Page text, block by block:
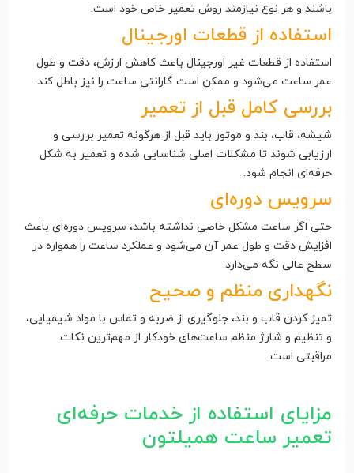
باشند و هر نوع نیازمند روش تعمیر خاص خود است.
استفاده از قطعات اورجینال
استفاده از قطعات غیر اورجینال باعث کاهش ارزش، دقت و طول
عمر ساعت می‌شود و ممکن است گارانتی ساعت را نیز باطل کند.
بررسی کامل قبل از تعمیر
شیشه، قاب، بند و موتور باید قبل از هرگونه تعمیر بررسی و
ارزیابی شوند تا مشکلات اصلی شناسایی شده و تعمیر به شکل
حرفه‌ای انجام شود.
سرویس دوره‌ای
حتی اگر ساعت مشکل خاصی نداشته باشد، سرویس دوره‌ای باعث
افزایش دقت و طول عمر آن می‌شود و عملکرد ساعت را همواره در
سطح عالی نگه می‌دارد.
نگهداری منظم و صحیح
تمیز کردن قاب و بند، جلوگیری از ضربه و تماس با مواد شیمیایی،
و تنظیم و شارژ منظم ساعت‌های خودکار از مهم‌ترین نکات
مراقبتی است.
مزایای استفاده از خدمات حرفه‌ای
تعمیر ساعت همیلتون